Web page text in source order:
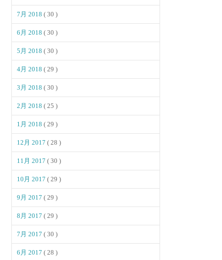
7月 2018( 30 )
6月 2018( 30 )
5月 2018( 30 )
4月 2018( 29 )
3月 2018( 30 )
2月 2018( 25 )
1月 2018( 29 )
12月 2017( 28 )
11月 2017( 30 )
10月 2017( 29 )
9月 2017( 29 )
8月 2017( 29 )
7月 2017( 30 )
6月 2017( 28 )